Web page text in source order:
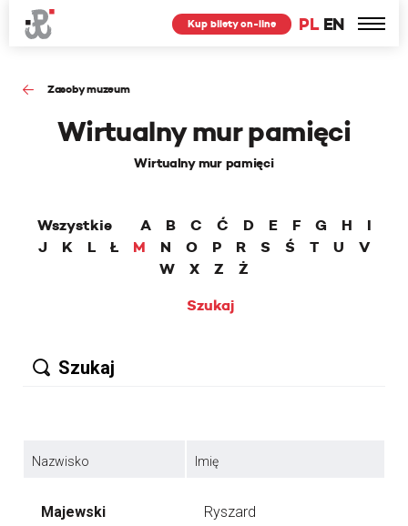
PL EN
Kup bilety on-line
Zasoby muzeum
Wirtualny mur pamięci
Wirtualny mur pamięci
Wszystkie A B C Ć D E F G H
I
J
K L Ł M N O P R S Ś T U
V
W
X Z
Ż
Szukaj
Nazwisko Imię
Majewski
Ryszard